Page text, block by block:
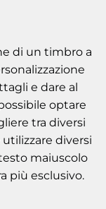
di un timbro a
e dare al
optare
tra diversi
diversi
maiuscolo
più esclusivo.